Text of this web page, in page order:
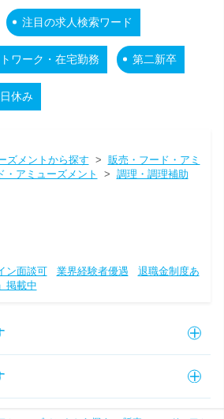
注目の求人検索ワード
ワーク・在宅勤務 第二新卒
休み
ズメントから探す > 販売・フード・アミ
・アミューズメント > 調理・調理補助
ン面談可 業界経験者優遇
退職金制度あ
掲載中